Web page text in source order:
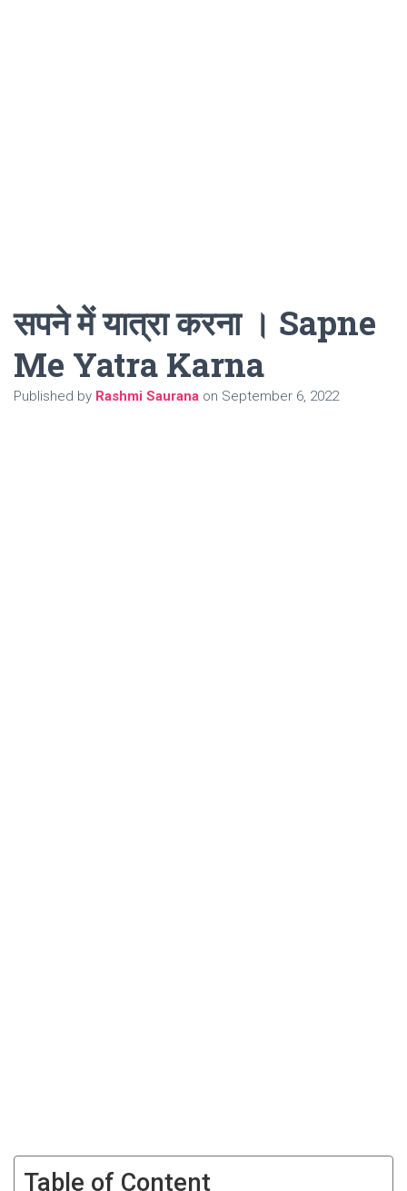
सपने में यात्रा करना । Sapne
Me Yatra Karna
Published by Rashmi Saurana on September 6, 2022
Table of Content